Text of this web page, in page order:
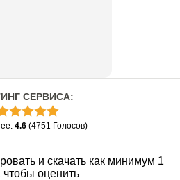
СЕРВИСА:
: 4.6 (4751 Голосов)
и скачать как минимум 1
оценить